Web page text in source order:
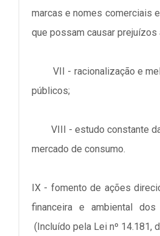
marcas e nomes comerciais
que possam causar
VII - racionalização e
públicos;
VIII - estudo constante
mercado de consumo.
IX - fomento de ações
financeira e ambiental
(Incluído pela Lei nº 14.181,